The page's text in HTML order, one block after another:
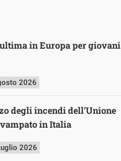
in Europa per giovani
2026
degli incendi dell’Unione
in Italia
2026